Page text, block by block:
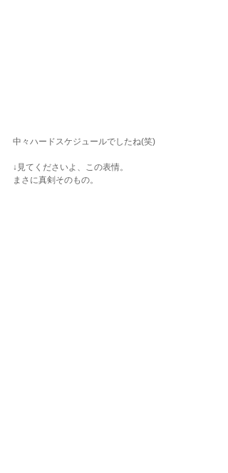
中々ハードスケジュールでしたね(笑)
↓見てくださいよ、この表情。
まさに真剣そのもの。